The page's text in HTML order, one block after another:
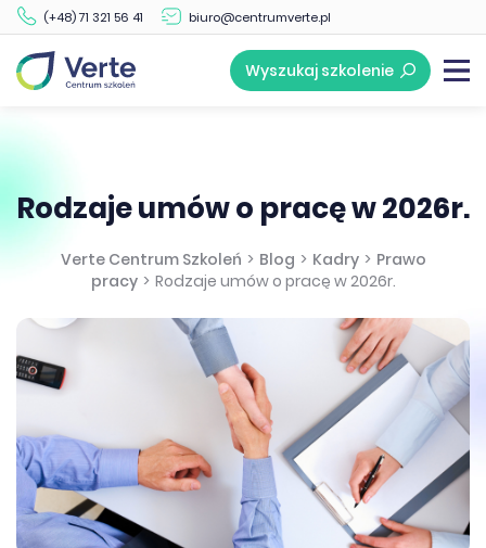
(+48) 71 321 56 41 biuro@centrumverte.pl
Wyszukaj szkolenie
Rodzaje umów o pracę w 2026r.
Verte Centrum Szkoleń > Blog > Kadry > Prawo
pracy > Rodzaje umów o pracę w 2026r.